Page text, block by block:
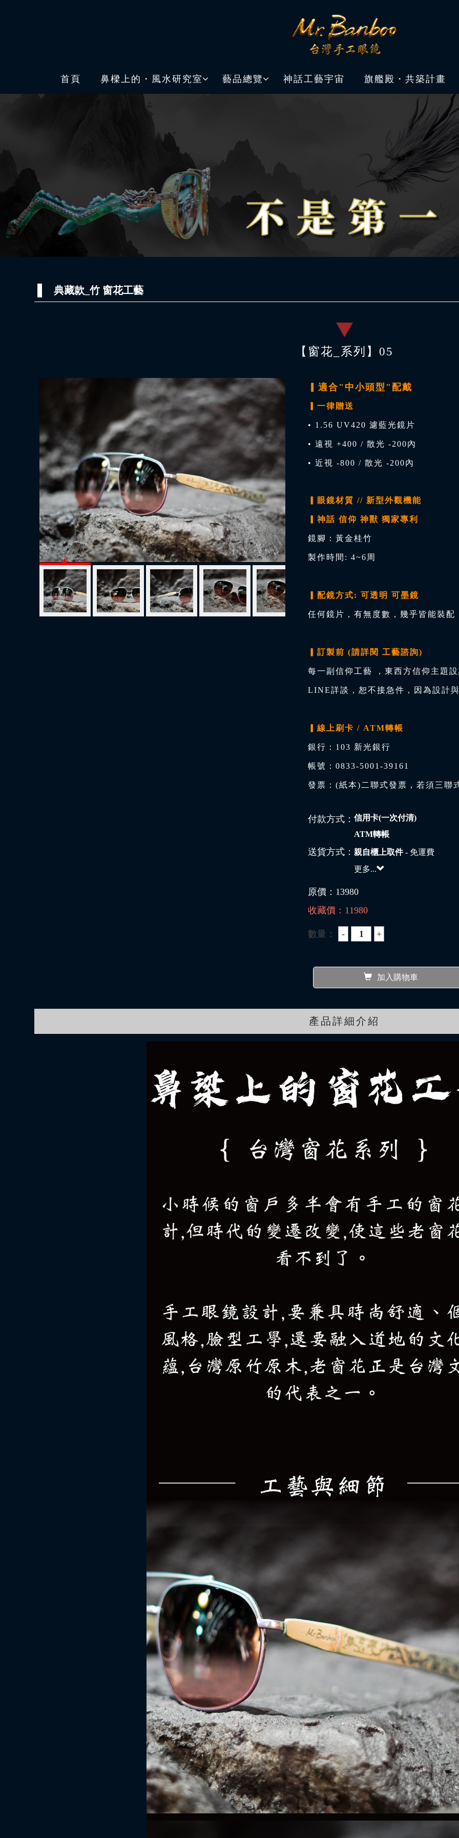
首頁 鼻樑上的・風水研究室 藝品總覽 神話工藝宇宙 旗艦殿・共築計畫
典藏款_竹 窗花工藝
【窗花_系列】05
▎適合"中小頭型"配戴
▎一律贈送
• 1.56 UV420 濾藍光鏡片
• 遠視 +400 / 散光 -200內
• 近視 -800 / 散光 -200內
▎眼鏡材質 // 新型外觀機能
▎神話 信仰 神獸 獨家專利
鏡腳：黃金桂竹
製作時間: 4~6周
▎配鏡方式: 可透明 可墨鏡
任何鏡片，有無度數，幾乎皆能裝
▎訂製前 (請詳閱 工藝諮詢)
每一副信仰工藝 ，東西方信仰主題
LINE詳談，恕不接急件，因為設計
▎線上刷卡 / ATM轉帳
銀行：103 新光銀行
帳號：0833-5001-39161
發票：(紙本)二聯式發票，若須三聯
付款方式：信用卡(一次付清)
ATM轉帳
送貨方式：親自櫃上取件- 免運費
更多...
原價： 13980
收藏價： 11980
數量：
加入購物車
產品詳細介紹